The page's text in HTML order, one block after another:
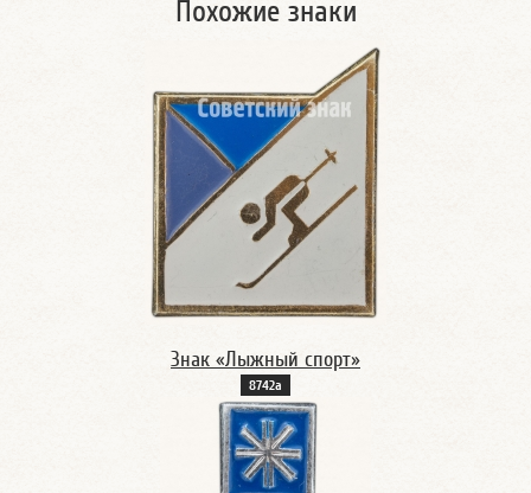
Похожие знаки
Знак «Лыжный спорт»
8742а